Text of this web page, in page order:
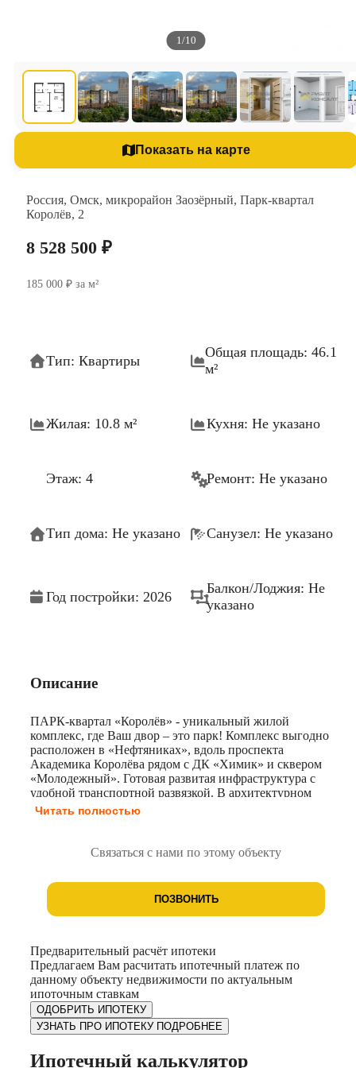
1/10
Показать на карте
Россия, Омск, микрорайон Заозёрный, Парк-квартал
Королёв, 2
8 528 500 ₽
185 000 ₽ за м²
Тип: Квартиры
Общая площадь: 46.1
м²
Жилая: 10.8 м² Кухня: Не указано
Этаж: 4 Ремонт: Не указано
Тип дома: Не указано Санузел: Не указано
Год постройки: 2026
Балкон/Лоджия: Не
указано
Описание
ПАРК-квартал «Королёв» - уникальный жилой
комплекс, где Ваш двор – это парк! Комплекс выгодно
расположен в «Нефтяниках», вдоль проспекта
Академика Королёва рядом с ДК «Химик» и сквером
«Молодежный». Готовая развитая инфраструктура с
удобной транспортной развязкой. В архитектурном
ансамбле комплекса расположено семь
этажах. Яркие фасады из керамогранита органично
облику домов ритм современного города и позволяет
наполнить квартиры естественным светом. Единый
для свободного проезда детских колясок, самокатов и
велосипедов. Большая прогулочная зона с локациями
для отдыха и работы на свежем воздухе в беседках и под
теневыми навесами. Обилие зелени и продуманный
ландшафтный дизайн. Экопарковки. Спортивные зоны
и воркаут. Игровые площадки для детей разного
возраста. Велодорожки. Сквозные подъезды на уровне
группы и холлы выполнены в современном стиле,
Читать полностью
Связаться с нами по этому объекту
ПОЗВОНИТЬ
Предварительный расчёт ипотеки
Предлагаем Вам расчитать ипотечный платеж по
данному объекту недвижимости по актуальным
ипоточным ставкам
ОДОБРИТЬ ИПОТЕКУ
УЗНАТЬ ПРО ИПОТЕКУ ПОДРОБНЕЕ
Ипотечный калькулятор